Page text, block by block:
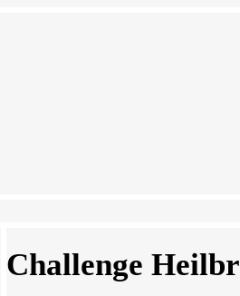
Challenge